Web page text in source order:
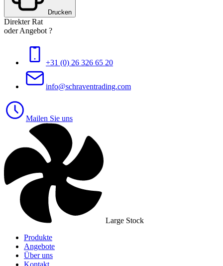
Drucken
Direkter Rat
oder Angebot ?
+31 (0) 26 326 65 20
info@schraventrading.com
Mailen Sie uns
Large Stock
Produkte
Angebote
Über uns